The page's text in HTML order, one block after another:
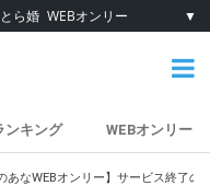
とら婚 WEBオンリー ▼
ンキング WEBオンリー
あなWEBオンリー】サービス終了の